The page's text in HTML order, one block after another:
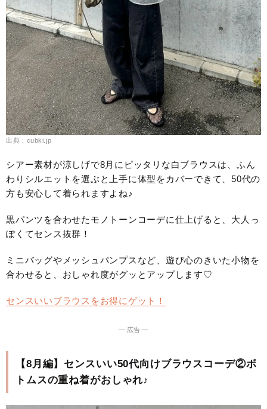
出典：cubki.jp
シアー素材が涼しげで8月にピッタリな白ブラウスは、ふん
わりシルエットを選ぶと上手に体型をカバーできて、50代の
方も安心して着られますよね♪
黒パンツを合わせたモノトーンコーデに仕上げると、大人っ
ぽくてセンス抜群！
ミニバッグやメッシュパンプスなど、遊び心のきいた小物を
合わせると、おしゃれ度がグッとアップします♡
センスいいブラウスをお得にゲット！
― 広告 ―
【8月編】センスいい50代向けブラウスコーデ②ボ
トムスの重ね着がおしゃれ♪